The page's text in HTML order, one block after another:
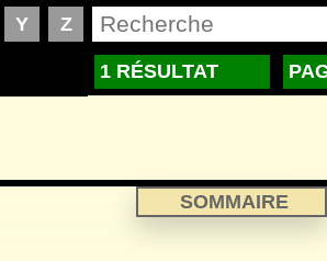
SOMMAIRE
1 RÉSULTAT